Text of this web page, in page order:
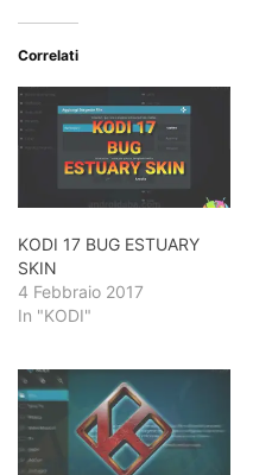
Correlati
KODI 17 BUG ESTUARY
SKIN
4 Febbraio 2017
In "KODI"